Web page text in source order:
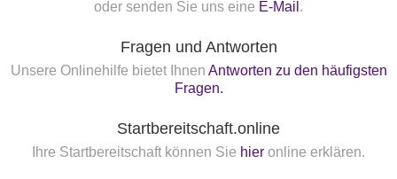
oder senden Sie uns eine E-Mail .
Fragen und Antworten
Unsere Onlinehilfe bietet Ihnen Antworten zu den häufigsten
Fragen.
Startbereitschaft.online
Ihre Startbereitschaft können Sie hier online erklären.